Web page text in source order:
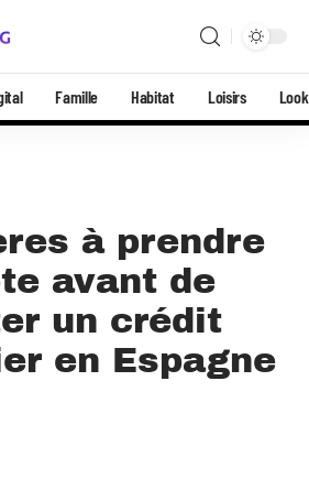
Famille Habitat Loisirs Look
à prendre
avant de
un crédit
en Espagne